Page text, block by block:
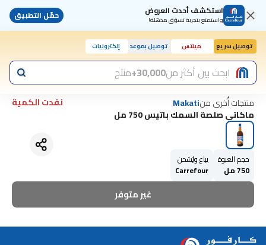
استكشف أحدث العروض
واستمتع بتجربة تسوّق مذهلة! حمّل التطبيق
توصيل سريع مينتس توصيل بموعد إلكترونيات
ابحث بين أكثر من30,000+ منتج
منتجات أُخرى منMakati
نفدت الكمية
ماكاتي صلصة السمك باتيس 750 مل
حجم العبوة
750 مل
يباع ويُشحن
Carrefour
غير متوفر